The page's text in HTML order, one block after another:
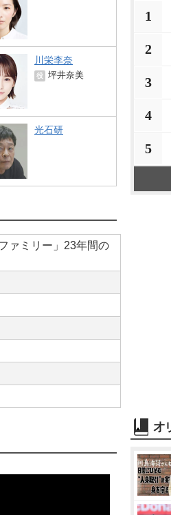
川栄李奈
役 坪井奈美
光石研
ァミリー」23年間の
1
2
3
4
5